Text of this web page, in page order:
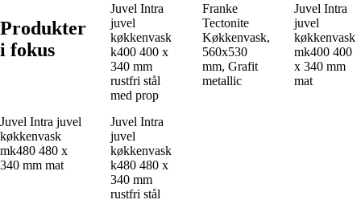
Produkter
i fokus
Juvel Intra
juvel
køkkenvask
k400 400 x
340 mm
rustfri stål
med prop
Franke
Tectonite
Køkkenvask,
560x530
mm, Grafit
metallic
Juvel Intra
juvel
køkkenvask
mk400 400
x 340 mm
mat
Juvel Intra juvel
køkkenvask
mk480 480 x
340 mm mat
Juvel Intra
juvel
køkkenvask
k480 480 x
340 mm
rustfri stål